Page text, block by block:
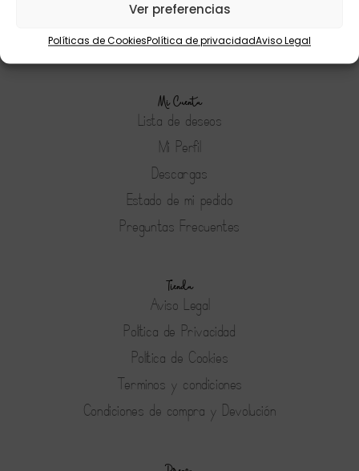
Ver preferencias
Políticas de CookiesPolítica de privacidadAviso Legal
Mi Cuenta
Lista de deseos
Mi Perfil
Descargas
Estado de mi pedido
Preguntas Frecuentes
Tienda
Aviso Legal
Política de Privacidad
Política de Cookies
Terminos y condiciones
Condiciones de compra y Devolución